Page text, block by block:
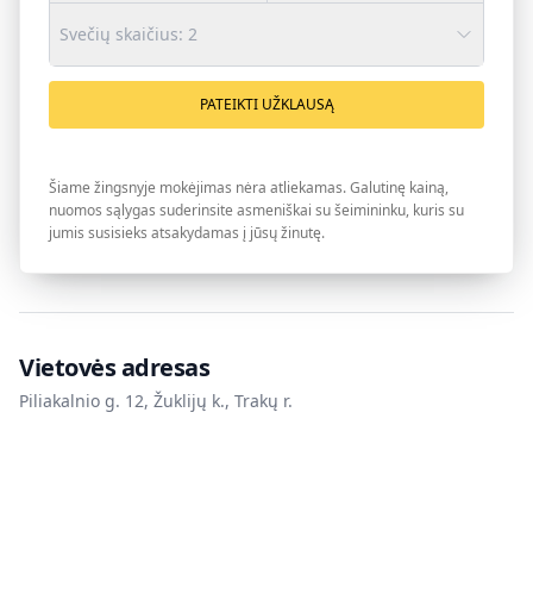
Svečių skaičius: 2
PATEIKTI UŽKLAUSĄ
Šiame žingsnyje mokėjimas nėra atliekamas. Galutinę kainą,
nuomos sąlygas suderinsite asmeniškai su šeimininku, kuris su
jumis susisieks atsakydamas į jūsų žinutę.
Vietovės adresas
Piliakalnio g. 12, Žuklijų k., Trakų r.